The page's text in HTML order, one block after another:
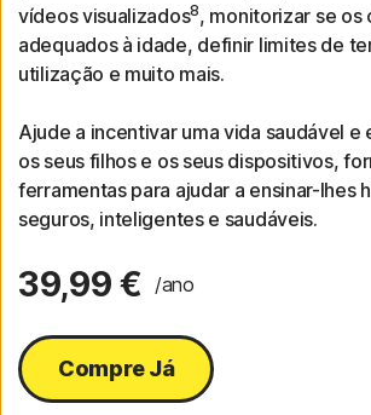
vídeos visualizados8, monitorizar se os
adequados à idade, definir limites de
utilização e muito mais.
Ajude a incentivar uma vida saudável e
os seus filhos e os seus dispositivos,
ferramentas para ajudar a ensinar-lhes
seguros, inteligentes e saudáveis.
39,99 € /ano
Compre Já